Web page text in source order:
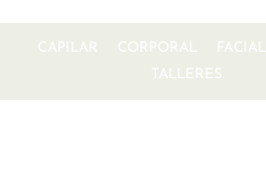
CAPILAR CORPORAL FACIAL
TALLERES